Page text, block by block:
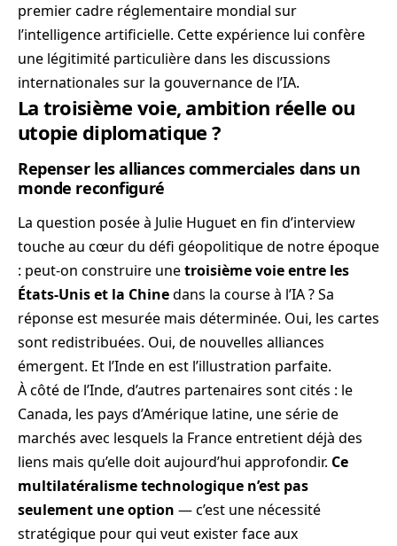
premier cadre réglementaire mondial sur
l’intelligence artificielle. Cette expérience lui confère
une légitimité particulière dans les discussions
internationales sur la gouvernance de l’IA.
La troisième voie, ambition réelle ou
utopie diplomatique ?
Repenser les alliances commerciales dans un
monde reconfiguré
La question posée à Julie Huguet en fin d’interview
touche au cœur du défi géopolitique de notre époque
: peut-on construire unetroisième voie entre les
États-Unis et la Chinedans la course à l’IA ? Sa
réponse est mesurée mais déterminée. Oui, les cartes
sont redistribuées. Oui, de nouvelles alliances
émergent. Et l’Inde en est l’illustration parfaite.
À côté de l’Inde, d’autres partenaires sont cités : le
Canada, les pays d’Amérique latine, une série de
marchés avec lesquels la France entretient déjà des
liens mais qu’elle doit aujourd’hui approfondir. Ce
multilatéralisme technologique n’est pas
seulement une option — c’est une nécessité
stratégique pour qui veut exister face aux